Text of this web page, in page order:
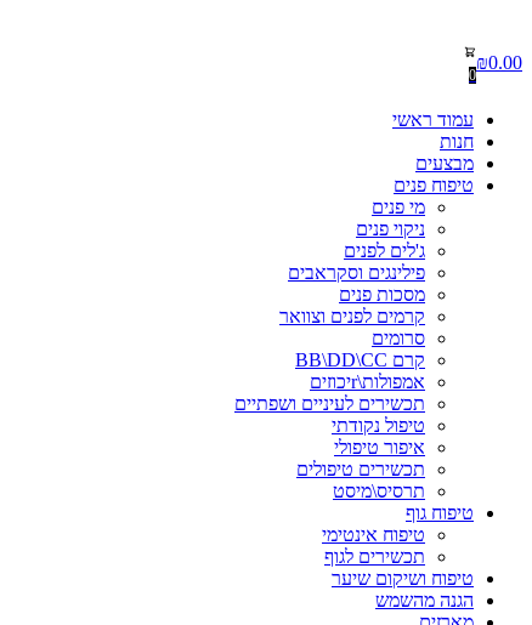
₪0.00
0
עמוד ראשי
חנות
מבצעים
טיפוח פנים
מי פנים
ניקוי פנים
ג'לים לפנים
פילינגים וסקראבים
מסכות פנים
קרמים לפנים וצוואר
סרומים
קרם BB\DD\CC
אמפולות\rיכוזים
תכשירים לעיניים ושפתיים
טיפול נקודתי
איפור טיפולי
תכשירים טיפולים
תרסיס\מיסט
טיפוח גוף
טיפוח אינטימי
תכשירים לגוף
טיפוח ושיקום שיער
הגנה מהשמש